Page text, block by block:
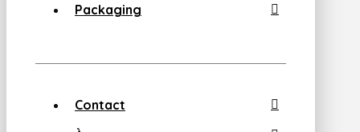
Packaging
Contact